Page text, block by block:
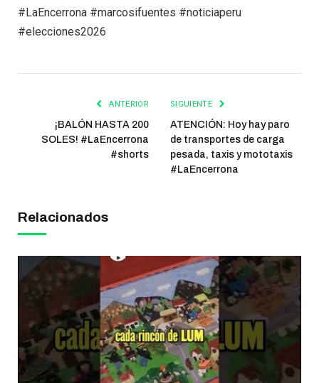
#LaEncerrona #marcosifuentes #noticiaperu
#elecciones2026
ANTERIOR
¡BALÓN HASTA 200
SOLES! #LaEncerrona
#shorts
SIGUIENTE
ATENCIÓN: Hoy hay paro
de transportes de carga
pesada, taxis y mototaxis
#LaEncerrona
Relacionados